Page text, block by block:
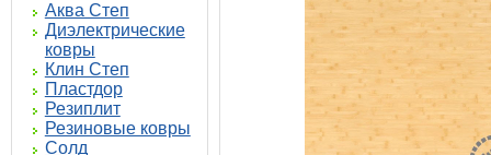
Аква Степ
Диэлектрические
ковры
Клин Степ
Пластдор
Резиплит
Резиновые ковры
Солд